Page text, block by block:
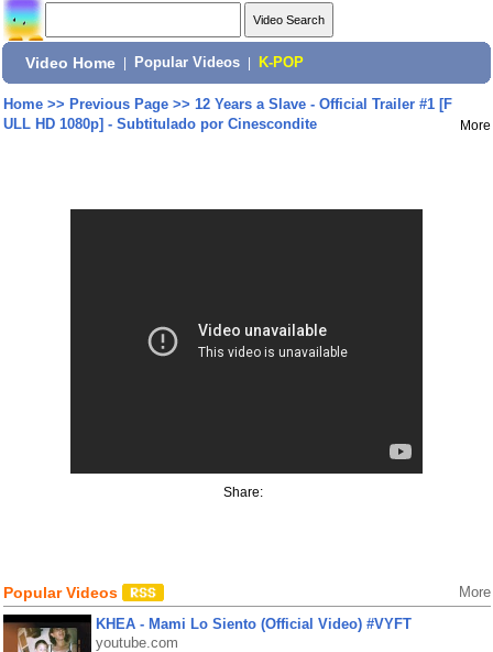
Video Home Popular Videos K-POP
Home>> Previous Page>> 12 Years a Slave - Official Trailer #1 [F
ULL HD 1080p] - Subtitulado por Cinescondite
More
Share:
Popular Videos More
KHEA - Mami Lo Siento (Official Video) #VYFT
youtube.com